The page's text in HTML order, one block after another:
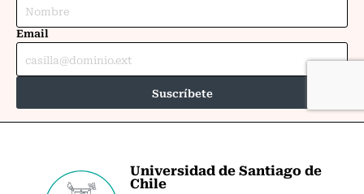
Universidad de Santiago de
Chile